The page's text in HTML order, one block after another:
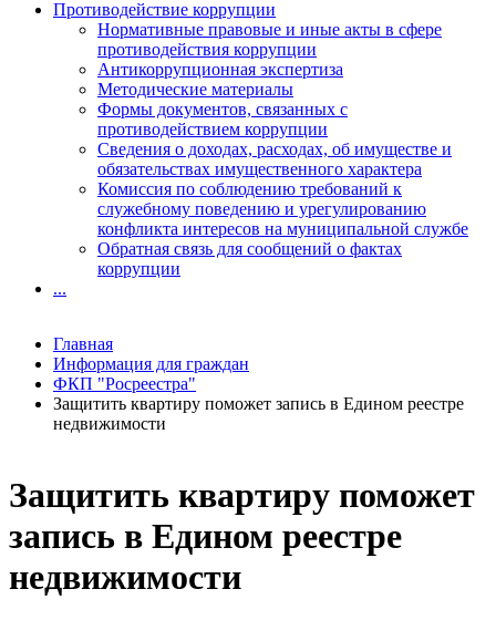
Защитить квартиру поможет
запись в Едином реестре
недвижимости
Противодействие коррупции
Нормативные правовые и иные акты в сфере
противодействия коррупции
Антикоррупционная экспертиза
Методические материалы
Формы документов, связанных с
противодействием коррупции
Сведения о доходах, расходах, об имуществе и
обязательствах имущественного характера
Комиссия по соблюдению требований к
служебному поведению и урегулированию
конфликта интересов на муниципальной службе
Обратная связь для сообщений о фактах
коррупции
...
Главная
Информация для граждан
ФКП "Росреестра"
Защитить квартиру поможет запись в Едином реестре
недвижимости